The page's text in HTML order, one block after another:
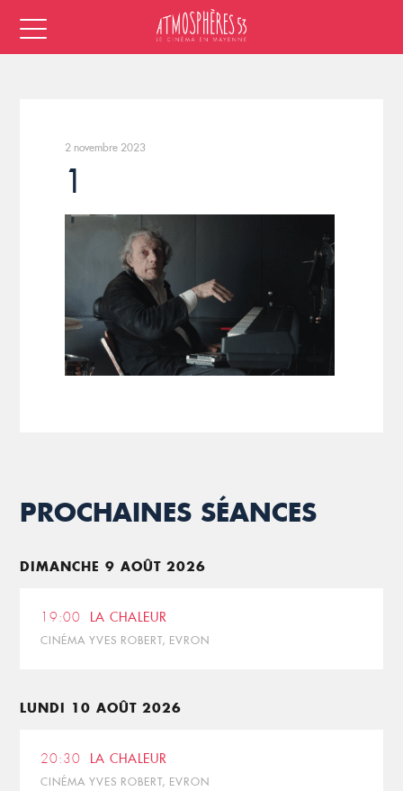
2 novembre 2023
1
PROCHAINES SÉANCES
DIMANCHE 9 AOÛT 2026
19:00 LA CHALEUR
CINÉMA YVES ROBERT, EVRON
LUNDI 10 AOÛT 2026
20:30 LA CHALEUR
CINÉMA YVES ROBERT, EVRON